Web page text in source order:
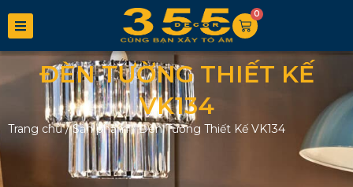
0
ĐÈN TƯỜNG THIẾT KẾ
VK134
Trang chủ/Sản phẩm/Đèn Tường Thiết Kế VK134